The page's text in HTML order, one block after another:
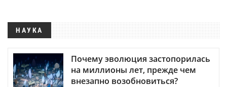
НАУКА
Почему эволюция застопорилась
на миллионы лет, прежде чем
внезапно возобновиться?